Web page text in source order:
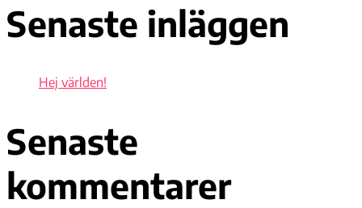
Senaste inläggen
Hej världen!
Senaste
kommentarer